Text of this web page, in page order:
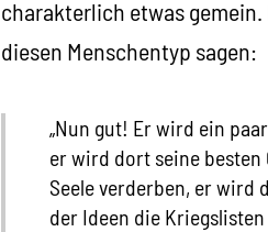
charakterlich etwas gemein.
diesen Menschentyp sagen:
„Nun gut! Er wird ein
er wird dort seine
Seele verderben, er wird
der Ideen die